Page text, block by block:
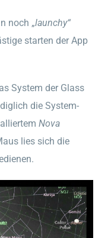
noch „launchy“
starten der App
System der Glass
die System-
Nova
lies sich die